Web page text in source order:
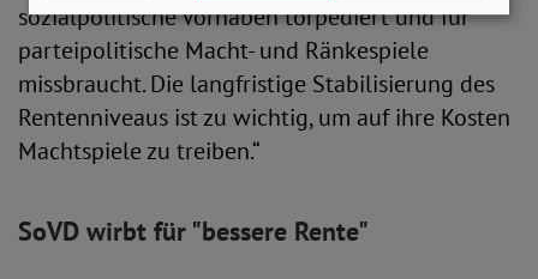
sozialpolitische Vorhaben torpediert und für
parteipolitische Macht- und Ränkespiele
missbraucht. Die langfristige Stabilisierung des
Rentenniveaus ist zu wichtig, um auf ihre Kosten
Machtspiele zu treiben.“
SoVD wirbt für "bessere Rente"